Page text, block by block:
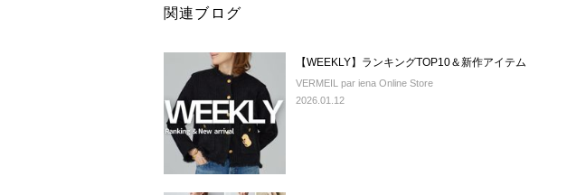
関連ブログ
【WEEKLY】ランキングTOP10＆新作アイテム
VERMEIL par iena Online Store
2026.01.12